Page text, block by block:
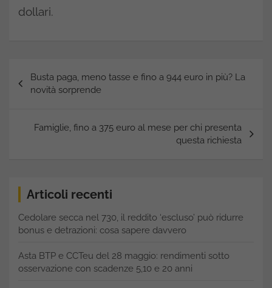
dollari.
articoli
Busta paga, meno tasse e fino a 944 euro in più? La
novità sorprende
Famiglie, fino a 375 euro al mese per chi presenta
questa richiesta
Articoli recenti
Cedolare secca nel 730, il reddito ‘escluso’ può ridurre
bonus e detrazioni: cosa sapere davvero
Asta BTP e CCTeu del 28 maggio: rendimenti sotto
osservazione con scadenze 5,10 e 20 anni